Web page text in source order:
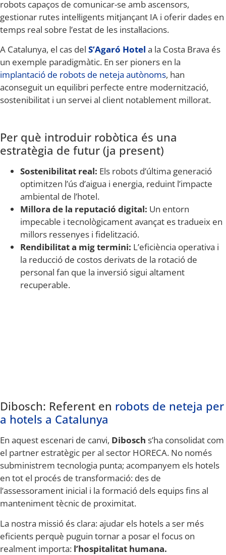
robots capaços de comunicar-se amb ascensors,
gestionar rutes intel·ligents mitjançant IA i oferir dades en
temps real sobre l’estat de les instal·lacions.
A Catalunya, el cas del S’Agaró Hotel a la Costa Brava és
un exemple paradigmàtic. En ser pioners en la
implantació de robots de neteja autònoms, han
aconseguit un equilibri perfecte entre modernització,
sostenibilitat i un servei al client notablement millorat.
Per què introduir robòtica és una
estratègia de futur (ja present)
Sostenibilitat real: Els robots d’última generació
optimitzen l’ús d’aigua i energia, reduint l’impacte
ambiental de l’hotel.
Millora de la reputació digital: Un entorn
impecable i tecnològicament avançat es tradueix en
millors ressenyes i fidelització.
Rendibilitat a mig termini: L’eficiència operativa i
la reducció de costos derivats de la rotació de
personal fan que la inversió sigui altament
recuperable.
Dibosch: Referent en robots de neteja per
a hotels a Catalunya
En aquest escenari de canvi, Dibosch s’ha consolidat com
el partner estratègic per al sector HORECA. No només
subministrem tecnologia punta; acompanyem els hotels
en tot el procés de transformació: des de
l’assessorament inicial i la formació dels equips fins al
manteniment tècnic de proximitat.
La nostra missió és clara: ajudar els hotels a ser més
eficients perquè puguin tornar a posar el focus on
realment importa: l’hospitalitat humana.